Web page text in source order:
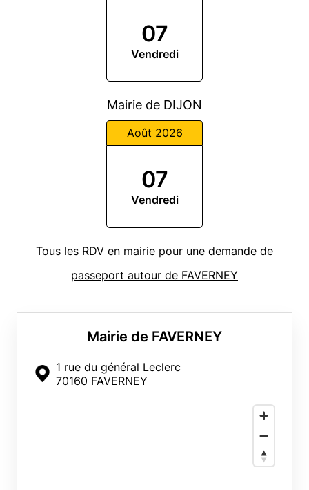
Mairie de FAVERNEY
1 rue du général Leclerc
70160 FAVERNEY
07
Vendredi
Mairie de DIJON
Août 2026
07
Vendredi
Tous les RDV en mairie pour une demande de
passeport autour de FAVERNEY